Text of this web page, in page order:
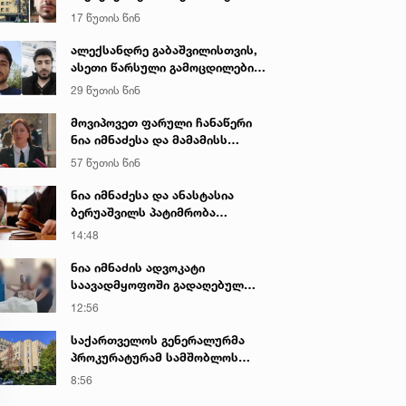
დაკავებულ არასრულწლოვნებს -
ნია იმნაძესა და ანასტასია
ბერუაშვილს 30 დღის
განმავლობაში ფარულად
17 წუთის წინ
ალექსანდრე გაბაშვილისთვის,
ასეთი წარსული გამოცდილების
ადამიანისთვის ინფორმაციის
მიწოდება, რომ მასწავლებელი
სექსუალურად ავიწროებდა,
ფაქტობრივად, წაქეზება იყო -
29 წუთის წინ
მოვიპოვეთ ფარული ჩანაწერი
ნია იმნაძესა და მამამისს
შორის, განიხილავდნენ, როგორ
ჩაიდინა გაბაშვილმა დანაშაული
- ნიას მამა ამბობს, რომ
არასწორად მოიქცა, თუმცა
ვერ მოიქცეოდა, თანამედროვე
ეპოქაში სხვანაირად ხდება -
პროკურორი
57 წუთის წინ
ნია იმნაძესა და ანასტასია
ბერუაშვილს პატიმრობა
შეეფარდათ
14:48
ნია იმნაძის ადვოკატი
საავადმყოფოში გადაღებულ
კადრებს ავრცელებს
12:56
საქართველოს გენერალურმა
პროკურატურამ სამშობლოს
ღალატის და საბოტაჟის ფაქტზე
8:56